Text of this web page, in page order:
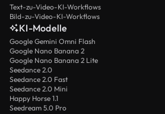
Text-zu-Video-KI-Workflows
Bild-zu-Video-KI-Workflows
KI-Modelle
Google Gemini Omni Flash
Google Nano Banana 2
Google Nano Banana 2 Lite
Seedance 2.0
Seedance 2.0 Fast
Seedance 2.0 Mini
Happy Horse 1.1
Seedream 5.0 Pro